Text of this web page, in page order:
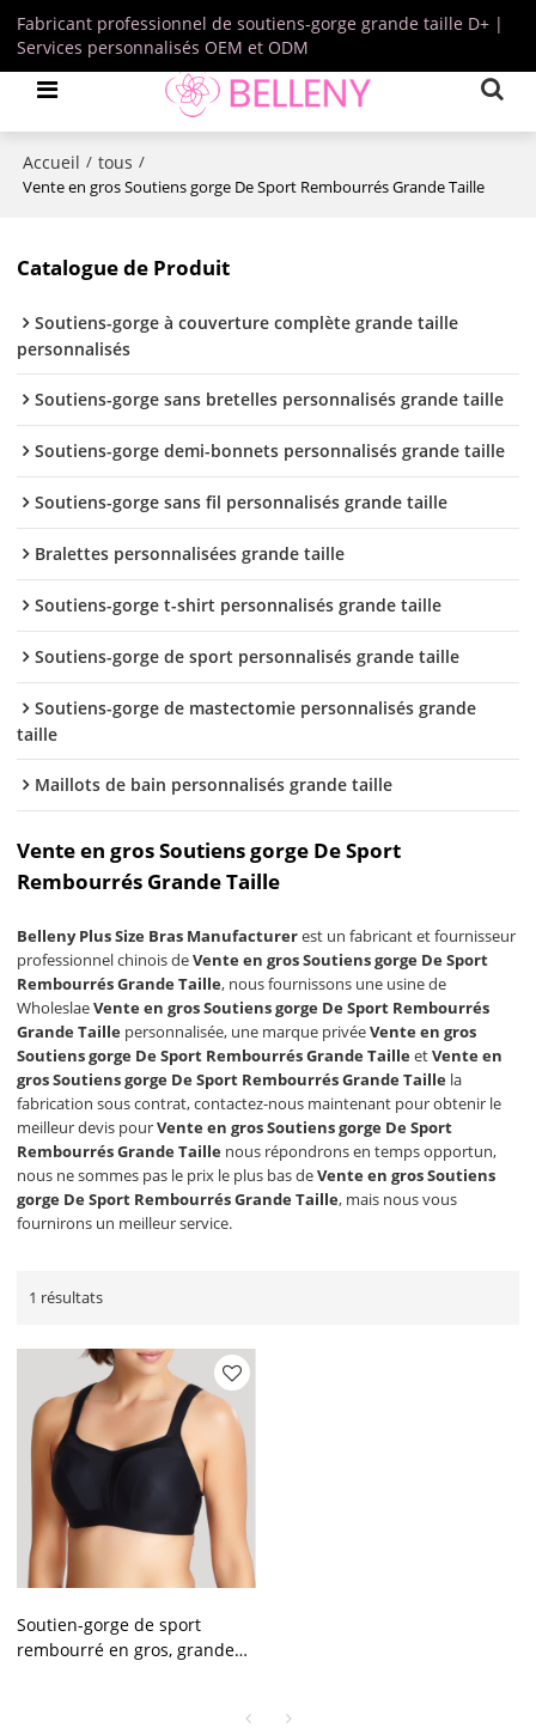
Fabricant professionnel de soutiens-gorge grande taille D+ |
Services personnalisés OEM et ODM
Accueil / tous /
Vente en gros Soutiens gorge De Sport Rembourrés Grande Taille
Catalogue de Produit
Soutiens-gorge à couverture complète grande taille
personnalisés
Soutiens-gorge sans bretelles personnalisés grande taille
Soutiens-gorge demi-bonnets personnalisés grande taille
Soutiens-gorge sans fil personnalisés grande taille
Bralettes personnalisées grande taille
Soutiens-gorge t-shirt personnalisés grande taille
Soutiens-gorge de sport personnalisés grande taille
Soutiens-gorge de mastectomie personnalisés grande
taille
Maillots de bain personnalisés grande taille
Vente en gros Soutiens gorge De Sport
Rembourrés Grande Taille
Belleny Plus Size Bras Manufacturerest un fabricant et fournisseur
professionnel chinois deVente en gros Soutiens gorge De Sport
Rembourrés Grande Taille, nous fournissons une usine de
WholeslaeVente en gros Soutiens gorge De Sport Rembourrés
Grande Taille personnalisée, une marque privéeVente en gros
Soutiens gorge De Sport Rembourrés Grande TailleetVente en
gros Soutiens gorge De Sport Rembourrés Grande Taille la
fabrication sous contrat, contactez-nous maintenant pour obtenir le
meilleur devis pourVente en gros Soutiens gorge De Sport
Rembourrés Grande Taille nous répondrons en temps opportun,
nous ne sommes pas le prix le plus bas deVente en gros Soutiens
gorge De Sport Rembourrés Grande Taille, mais nous vous
fournirons un meilleur service.
1 résultats
Soutien-gorge de sport
rembourré en gros, grande